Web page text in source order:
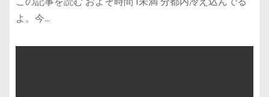
よ。今…